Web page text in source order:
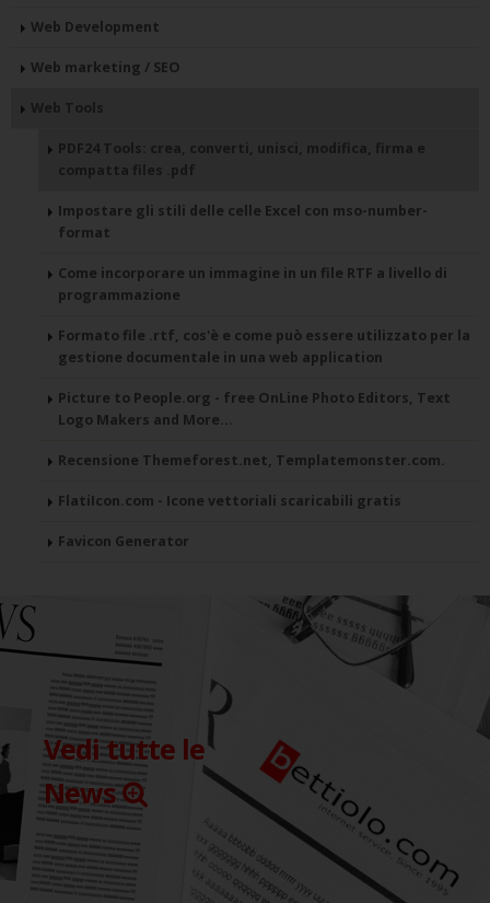
Web Development
Web marketing / SEO
Web Tools
PDF24 Tools: crea, converti, unisci, modifica, firma e
compatta files .pdf
Impostare gli stili delle celle Excel con mso-number-
format
Come incorporare un immagine in un file RTF a livello di
programmazione
Formato file .rtf, cos'è e come può essere utilizzato per la
gestione documentale in una web application
Picture to People.org - free OnLine Photo Editors, Text
Logo Makers and More...
Recensione Themeforest.net, Templatemonster.com.
FlatiIcon.com - Icone vettoriali scaricabili gratis
Favicon Generator
Vedi tutte le
News